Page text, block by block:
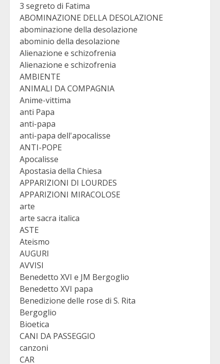
3 segreto di Fatima
ABOMINAZIONE DELLA DESOLAZIONE
abominazione della desolazione
abominio della desolazione
Alienazione e schizofrenia
Alienazione e schizofrenia
AMBIENTE
ANIMALI DA COMPAGNIA
Anime-vittima
anti Papa
anti-papa
anti-papa dell'apocalisse
ANTI-POPE
Apocalisse
Apostasia della Chiesa
APPARIZIONI DI LOURDES
APPARIZIONI MIRACOLOSE
arte
arte sacra italica
ASTE
Ateismo
AUGURI
AVVISI
Benedetto XVI e JM Bergoglio
Benedetto XVI papa
Benedizione delle rose di S. Rita
Bergoglio
Bioetica
CANI DA PASSEGGIO
canzoni
CAR